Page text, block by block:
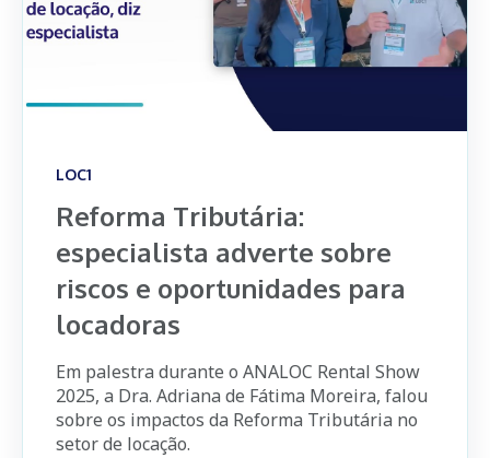
LOC1
Reforma Tributária:
especialista adverte sobre
riscos e oportunidades para
locadoras
Em palestra durante o ANALOC Rental Show
2025, a Dra. Adriana de Fátima Moreira, falou
sobre os impactos da Reforma Tributária no
setor de locação.